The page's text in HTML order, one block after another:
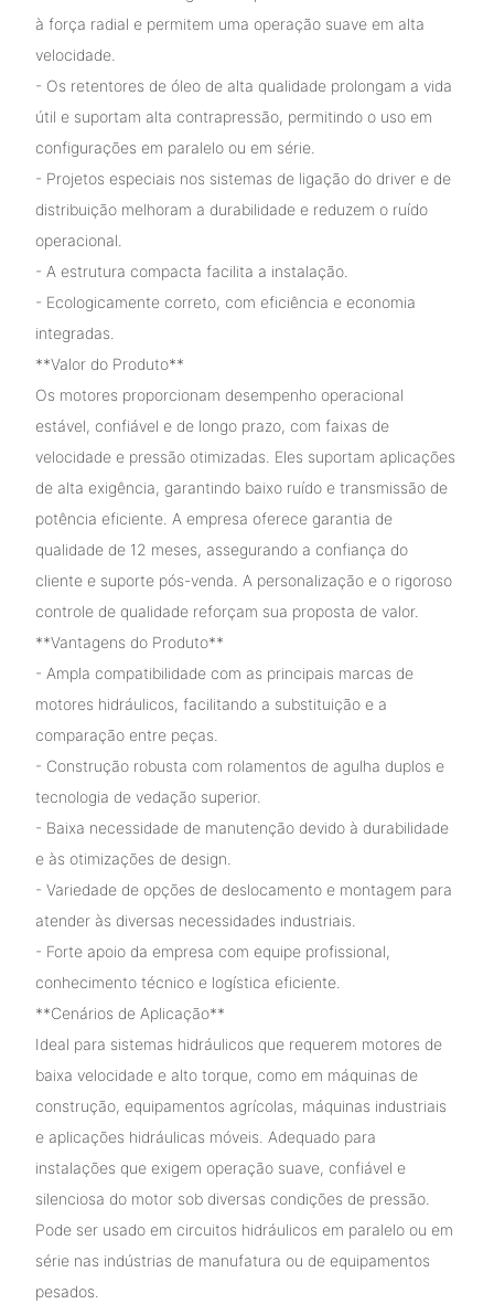
à força radial e permitem uma operação suave em alta
velocidade.
- Os retentores de óleo de alta qualidade prolongam a vida
útil e suportam alta contrapressão, permitindo o uso em
configurações em paralelo ou em série.
- Projetos especiais nos sistemas de ligação do driver e de
distribuição melhoram a durabilidade e reduzem o ruído
operacional.
- A estrutura compacta facilita a instalação.
- Ecologicamente correto, com eficiência e economia
integradas.
**Valor do Produto**
Os motores proporcionam desempenho operacional
estável, confiável e de longo prazo, com faixas de
velocidade e pressão otimizadas. Eles suportam aplicações
de alta exigência, garantindo baixo ruído e transmissão de
potência eficiente. A empresa oferece garantia de
qualidade de 12 meses, assegurando a confiança do
cliente e suporte pós-venda. A personalização e o rigoroso
controle de qualidade reforçam sua proposta de valor.
**Vantagens do Produto**
- Ampla compatibilidade com as principais marcas de
motores hidráulicos, facilitando a substituição e a
comparação entre peças.
- Construção robusta com rolamentos de agulha duplos e
tecnologia de vedação superior.
- Baixa necessidade de manutenção devido à durabilidade
e às otimizações de design.
- Variedade de opções de deslocamento e montagem para
atender às diversas necessidades industriais.
- Forte apoio da empresa com equipe profissional,
conhecimento técnico e logística eficiente.
**Cenários de Aplicação**
Ideal para sistemas hidráulicos que requerem motores de
baixa velocidade e alto torque, como em máquinas de
construção, equipamentos agrícolas, máquinas industriais
e aplicações hidráulicas móveis. Adequado para
instalações que exigem operação suave, confiável e
silenciosa do motor sob diversas condições de pressão.
Pode ser usado em circuitos hidráulicos em paralelo ou em
série nas indústrias de manufatura ou de equipamentos
pesados.